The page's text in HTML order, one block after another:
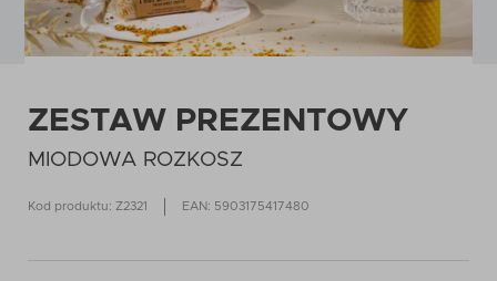
ZESTAW PREZENTOWY
MIODOWA ROZKOSZ
Kod produktu: Z2321 EAN: 5903175417480